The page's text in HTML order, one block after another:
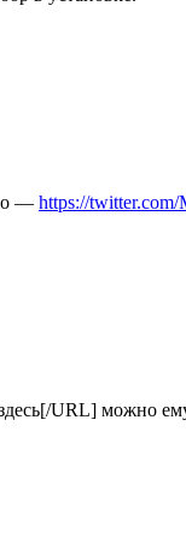
— https://
URL] можно